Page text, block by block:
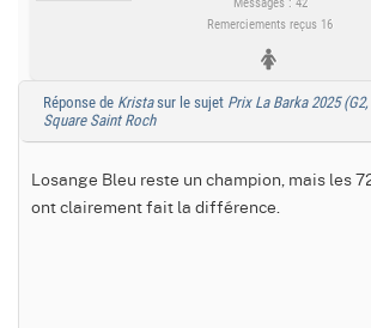
Remerciements reçus 16
Réponse de Kristasur le sujet Prix La Barka 2025
Square Saint Roch
Losange Bleu reste un champion, mais les
ont clairement fait la différence.